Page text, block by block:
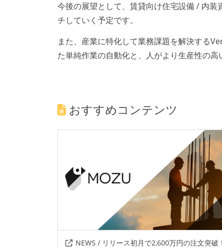
今後の展望として、賃貸向け住宅設備 / 内
チしていく予定です。
また、産業に特化して業務課題を解決する
た単純作業の自動化と、人がより生産性の高
おすすめコンテンツ
NEWS / リリース初月で2,600万円の注文突破！